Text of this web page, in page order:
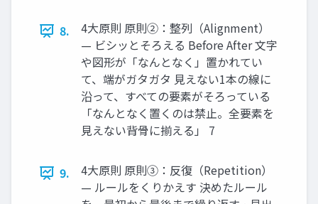
8.
4大原則 原則②：整列（Alignment）
— ビシッとそろえる Before After 文字
や図形が「なんとなく」置かれてい
て、端がガタガタ 見えない1本の線に
沿って、すべての要素がそろっている
「なんとなく置くのは禁止。全要素を
見えない背骨に揃える」 7
9.
4大原則 原則③：反復（Repetition）
— ルールをくりかえす 決めたルール